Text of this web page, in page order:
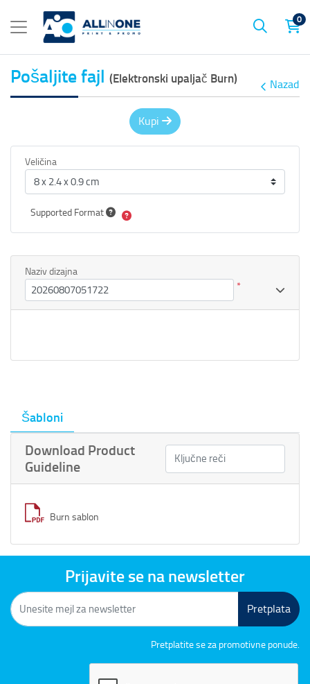
0
Pošaljite fajl (Elektronski upaljač Burn) Nazad
Šabloni
Download Product
Guideline
Burn sablon
Kupi
Veličina
Supported Format
Naziv dizajna
*
Prijavite se na newsletter
Pretplata
Pretplatite se za promotivne ponude.